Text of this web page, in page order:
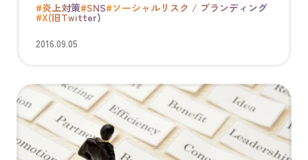
#炎上対策#SNS#ソーシャルリスク / ブランディング
#X(旧Twitter)
2016.09.05